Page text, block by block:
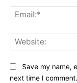
Save my name,
next time I comment.